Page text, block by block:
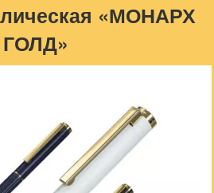
«МОНАРХ
ГОЛД»